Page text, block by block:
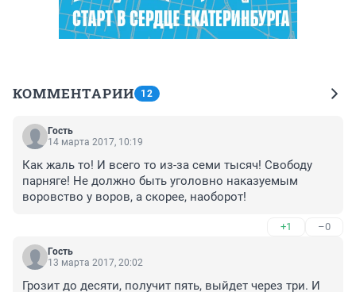
КОММЕНТАРИИ 12
Гость
14 марта 2017, 10:19
Как жаль то! И всего то из-за семи тысяч! Свободу
парняге! Не должно быть уголовно наказуемым
воровство у воров, а скорее, наоборот!
+1 –0
Гость
13 марта 2017, 20:02
Грозит до десяти, получит пять, выйдет через три. И